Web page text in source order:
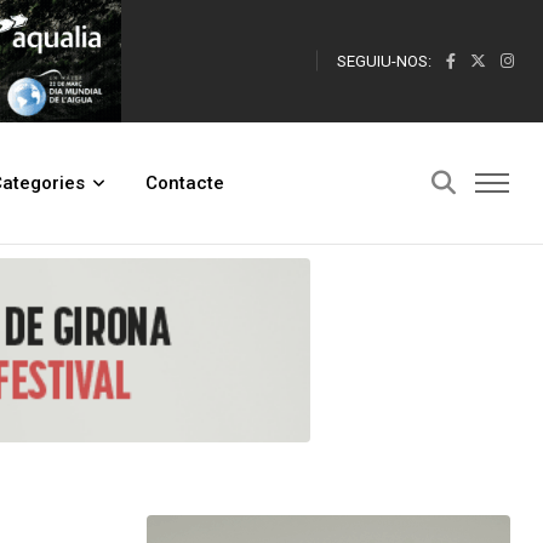
SEGUIU-NOS:
Contacte
alt de la seva història